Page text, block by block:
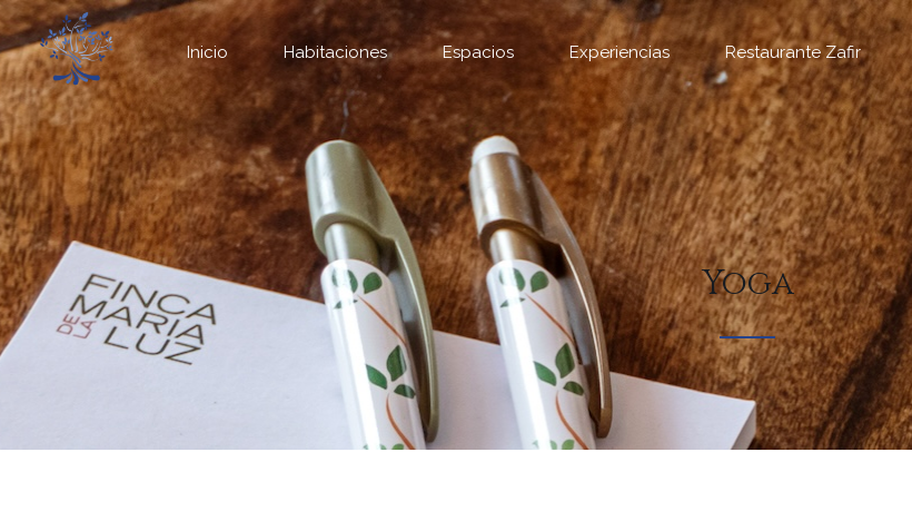
Inicio Habitaciones Espacios Experiencias Restaurante Zafir
Yoga